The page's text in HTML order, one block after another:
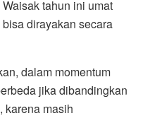
tahun ini umat
dirayakan secara
dalam momentum
jika dibandingkan
karena masih